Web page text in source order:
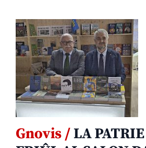
Gnovis /LA